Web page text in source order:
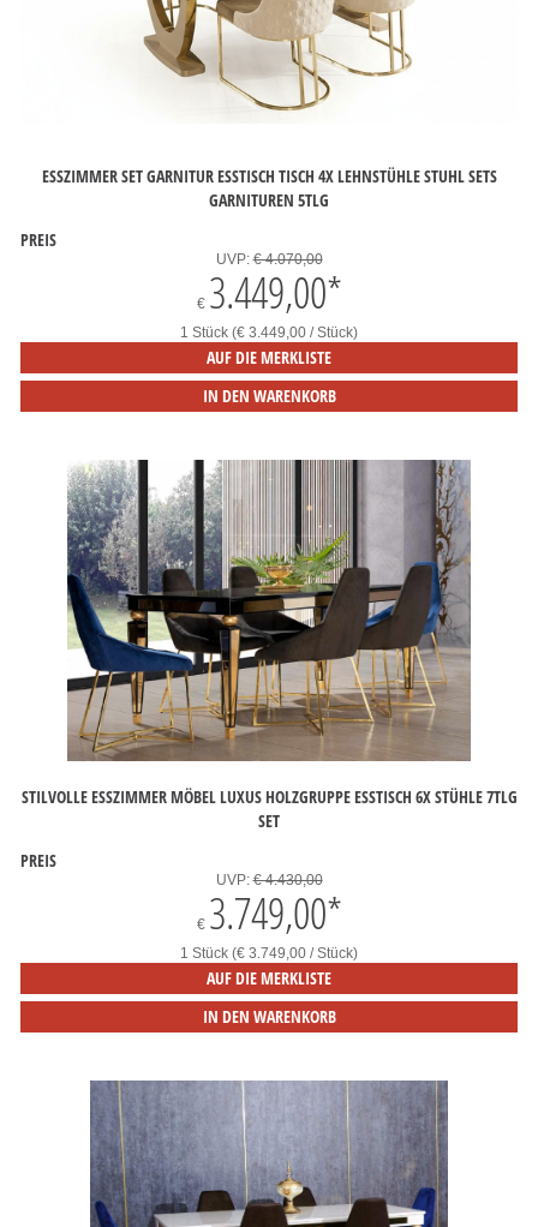
ESSZIMMER SET GARNITUR ESSTISCH TISCH 4X LEHNSTÜHLE STUHL SETS
GARNITUREN 5TLG
PREIS
UVP:€ 4.070,00
€ 3.449,00*
1 Stück (€ 3.449,00 / Stück)
AUF DIE MERKLISTE
IN DEN WARENKORB
STILVOLLE ESSZIMMER MÖBEL LUXUS HOLZGRUPPE ESSTISCH 6X STÜHLE 7TLG
SET
PREIS
UVP:€ 4.430,00
€ 3.749,00*
1 Stück (€ 3.749,00 / Stück)
AUF DIE MERKLISTE
IN DEN WARENKORB